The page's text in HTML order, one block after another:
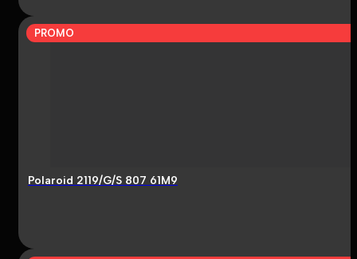
PROMO
Polaroid 2119/G/S 807 61M9